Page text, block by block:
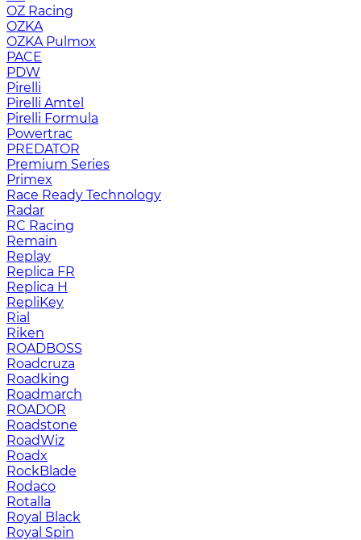
OZ Racing
OZKA
OZKA Pulmox
PACE
PDW
Pirelli
Pirelli Amtel
Pirelli Formula
Powertrac
PREDATOR
Premium Series
Primex
Race Ready Technology
Radar
RC Racing
Remain
Replay
Replica FR
Replica H
RepliKey
Rial
Riken
ROADBOSS
Roadcruza
Roadking
Roadmarch
ROADOR
Roadstone
RoadWiz
Roadx
RockBlade
Rodaco
Rotalla
Royal Black
Royal Spin